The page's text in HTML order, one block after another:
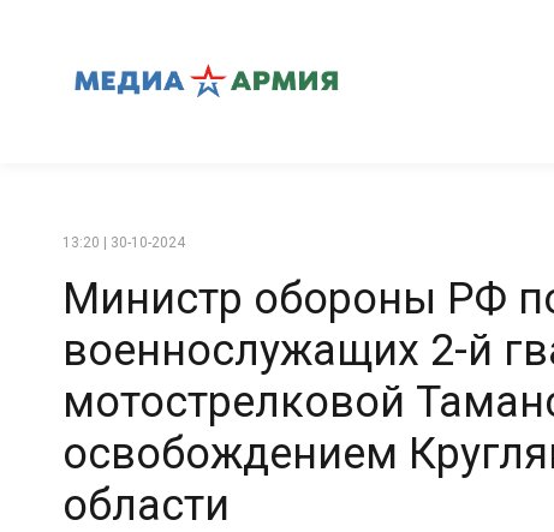
13:20 | 30-10-2024
Министр обороны РФ
военнослужащих 2-й
мотострелковой
освобождением
области